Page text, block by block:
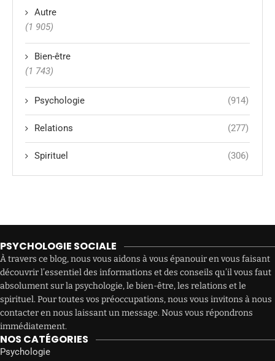
Autre
(1 905)
Bien-être
(1 743)
Psychologie (914)
Relations (277)
Spirituel (306)
PSYCHOLOGIE SOCIALE
À travers ce blog, nous vous aidons à vous épanouir en vous faisant
découvrir l’essentiel des informations et des conseils qu’il vous faut
absolument sur la psychologie, le bien-être, les relations et le
spirituel. Pour toutes vos préoccupations, nous vous invitons à nous
contacter en nous laissant un message. Nous vous répondrons
immédiatement.
NOS CATÉGORIES
Psychologie